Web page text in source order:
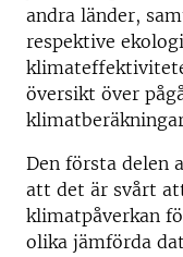
andra länder,
respektive
översikt över
Den första delen
att det är svårt
klimatpåverkan
olika jämförda